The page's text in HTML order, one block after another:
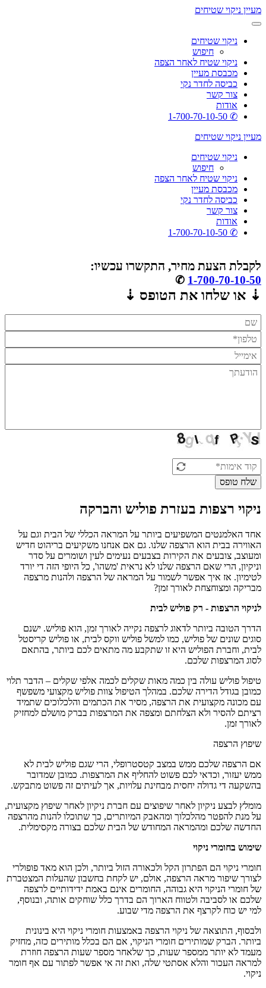
מעיין ניקוי שטיחים
ניקוי שטיחים
חיפוש
ניקוי שטיח לאחר הצפה
מכבסת מעיין
כביסה לחדר נקי
צור קשר
אודות
✆ 1-700-70-10-50
מעיין ניקוי שטיחים
ניקוי שטיחים
חיפוש
ניקוי שטיח לאחר הצפה
מכבסת מעיין
כביסה לחדר נקי
צור קשר
אודות
✆ 1-700-70-10-50
לקבלת הצעת מחיר, התקשרו עכשיו:
1-700-70-10-50
✆
⇣ או שלחו את הטופס ⇣
שלח טופס
ניקוי רצפות בעזרת פוליש והברקה
אחד האלמנטים המשפיעים ביותר על המראה הכללי של הבית וגם על
האווירה בבית הוא הרצפה שלנו. גם אם אנחנו משקיעים בריהוט חדיש
ומעוצב, צובעים את הקירות בצבעים נעימים לעין ושומרים על סדר
וניקיון, הרי שאם הרצפה שלנו לא נראית 'משהו', כל היופי הזה די יורד
לטימיון. אז איך אפשר לשמור על המראה של הרצפה ולהנות מרצפה
מבריקה ומצוחצחת לאורך זמן?
לניקוי הרצפות - רק פוליש לבית
הדרך הטובה ביותר לדאוג לרצפה נקייה לאורך זמן, הוא פוליש. ישנם
סוגים שונים של פוליש, כמו למשל פוליש ווקס לבית, או פוליש קריסטל
לבית, וחברת הפוליש היא זו שתקבע מה מתאים לכם ביותר, בהתאם
לסוג המרצפות שלכם.
טיפול פוליש עולה בין כמה מאות שקלים לכמה אלפי שקלים – הדבר תלוי
כמובן בגודל הדירה שלכם. במהלך הטיפול צוות פוליש מקצועי משפשף
עם מכונה מקצועית את הרצפה, מסיר את הכתמים והלכלוכים שתמיד
רציתם להסיר ולא הצלחתם ומצפה את המרצפות בברק מושלם למחזיק
לאורך זמן.
שיפוץ הרצפה
אם הרצפה שלכם ממש במצב קטסטרופלי, הרי שגם פוליש לבית לא
ממש יעזור, וכדאי לכם פשוט להחליף את המרצפות. כמובן שמדובר
בהשקעה די גדולה יחסית מבחינת עלויות, אך לעיתים זה פשוט מתבקש.
מומלץ לבצע ניקיון לאחר שיפוצים עם חברת ניקיון לאחר שיפוץ מקצועית,
על מנת להפטר מהלכלוך ומהאבק המיותרים, כך שתוכלו להנות מהרצפה
החדשה שלכם ומהמראה המחודש של הבית שלכם בצורה מקסימלית.
שימוש בחומרי ניקוי
חומרי ניקוי הם הפתרון הקל ולכאורה הזול ביותר, ולכן הוא מאד פופולרי
לצורך שיפור מראה הרצפה, אולם, יש לקחת בחשבון שהעלות המצטברת
של חומרי הניקוי היא גבוהה, החומרים אינם באמת ידידותיים לרצפה
שלכם או לסביבה ולטווח הארוך הם בדרך כלל שוחקים אותה, ובנוסף,
למי יש כוח לקרצף את הרצפה מדי שבוע.
ולבסוף, התוצאה של ניקוי הרצפה באמצעות חומרי ניקוי היא בינונית
ביותר. הברק שמותירים חומרי הניקוי, אם הם בכלל מותירים כזה, מחזיק
מעמד לא יותר ממספר שעות, כך שלאחר מספר שעות הרצפה חוזרת
למראה העכור והלא אסתטי שלה, ואת זה אי אפשר לפתור עם אף חומר
ניקוי.